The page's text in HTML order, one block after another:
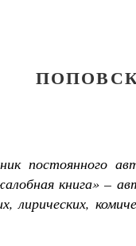
постоянного
книга» –
лирических,